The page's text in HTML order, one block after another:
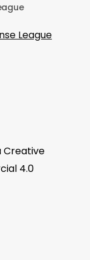
Creative
4.0